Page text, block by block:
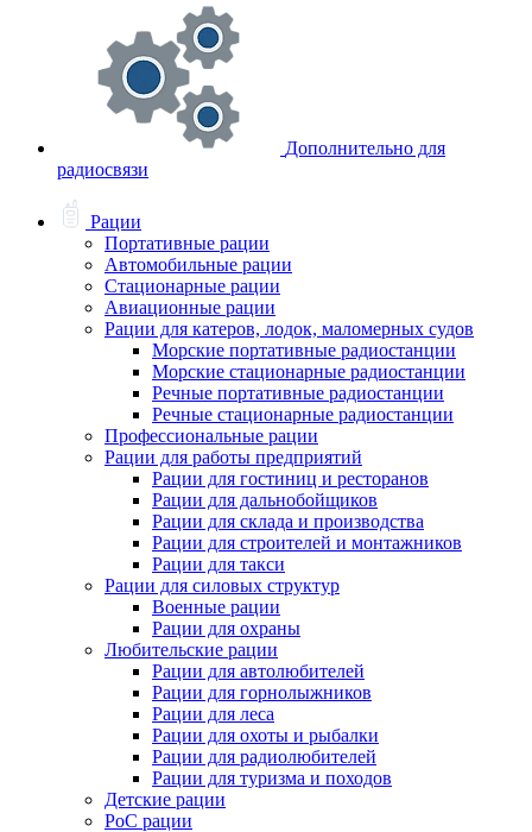
Дополнительно для
радиосвязи
Рации
Портативные рации
Автомобильные рации
Стационарные рации
Авиационные рации
Рации для катеров, лодок, маломерных судов
Морские портативные радиостанции
Морские стационарные радиостанции
Речные портативные радиостанции
Речные стационарные радиостанции
Профессиональные рации
Рации для работы предприятий
Рации для гостиниц и ресторанов
Рации для дальнобойщиков
Рации для склада и производства
Рации для строителей и монтажников
Рации для такси
Рации для силовых структур
Военные рации
Рации для охраны
Любительские рации
Рации для автолюбителей
Рации для горнолыжников
Рации для леса
Рации для охоты и рыбалки
Рации для радиолюбителей
Рации для туризма и походов
Детские рации
PoC рации